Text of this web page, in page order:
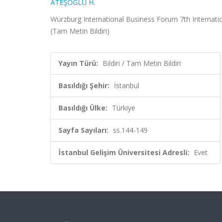
ATEŞOĞLU H.
Würzburg International Business Forum 7th
(Tam Metin Bildiri)
Yayın Türü: Bildiri / Tam Metin Bildiri
Basıldığı Şehir: İstanbul
Basıldığı Ülke: Türkiye
Sayfa Sayıları: ss.144-149
İstanbul Gelişim Üniversitesi Adresli: Evet